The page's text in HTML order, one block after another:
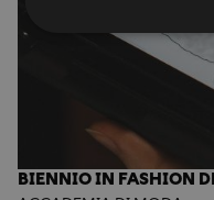
BIENNIO IN FASHION